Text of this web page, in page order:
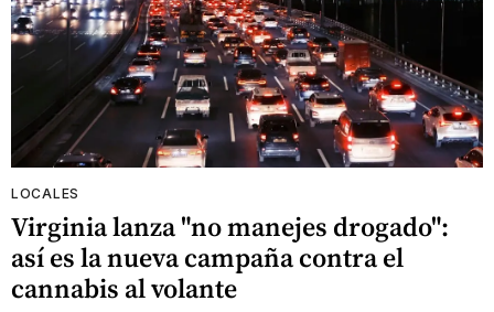
LOCALES
Virginia lanza "no manejes drogado":
así es la nueva campaña contra el
cannabis al volante